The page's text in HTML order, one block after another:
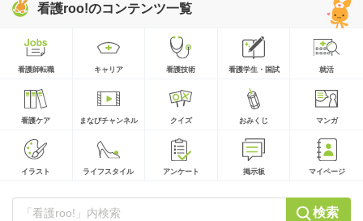
看護roo!のコンテンツ一覧
看護師転職 キャリア 看護技術 看護学生・国試 就活
看護ケア まなびチャンネル クイズ おみくじ マンガ
イラスト ライフスタイル アンケート 掲示板 マイページ
検索